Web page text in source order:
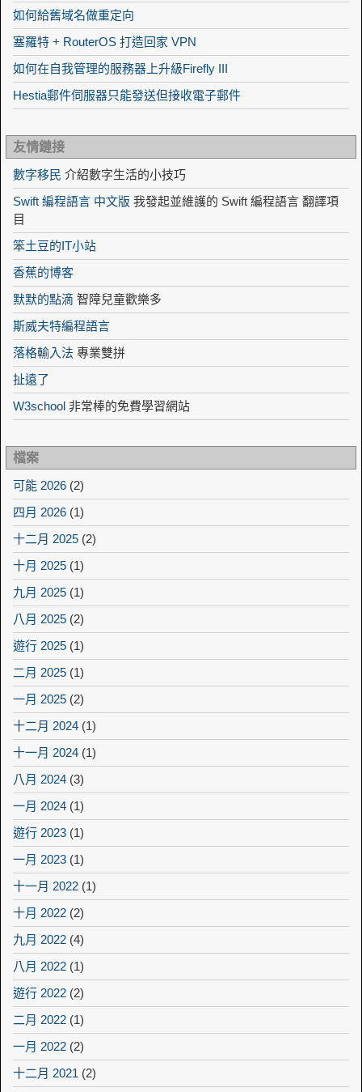
如何給舊域名做重定向
塞羅特 + RouterOS 打造回家 VPN
如何在自我管理的服務器上升級Firefly III
Hestia郵件伺服器只能發送但接收電子郵件
友情鏈接
數字移民 介紹數字生活的小技巧
Swift 編程語言 中文版 我發起並維護的 Swift 編程語言 翻譯項
目
笨土豆的IT小站
香蕉的博客
默默的點滴 智障兒童歡樂多
斯威夫特編程語言
落格輸入法 專業雙拼
扯遠了
W3school 非常棒的免費學習網站
檔案
可能 2026 (2)
四月 2026 (1)
十二月 2025 (2)
十月 2025 (1)
九月 2025 (1)
八月 2025 (2)
遊行 2025 (1)
二月 2025 (1)
一月 2025 (2)
十二月 2024 (1)
十一月 2024 (1)
八月 2024 (3)
一月 2024 (1)
遊行 2023 (1)
一月 2023 (1)
十一月 2022 (1)
十月 2022 (2)
九月 2022 (4)
八月 2022 (1)
遊行 2022 (2)
二月 2022 (1)
一月 2022 (2)
十二月 2021 (2)